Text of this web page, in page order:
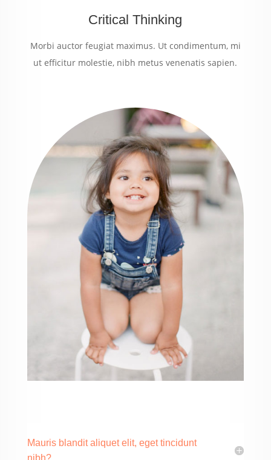
Critical Thinking
Morbi auctor feugiat maximus. Ut condimentum, mi
ut efficitur molestie, nibh metus venenatis sapien.
Mauris blandit aliquet elit, eget tincidunt
nibh?